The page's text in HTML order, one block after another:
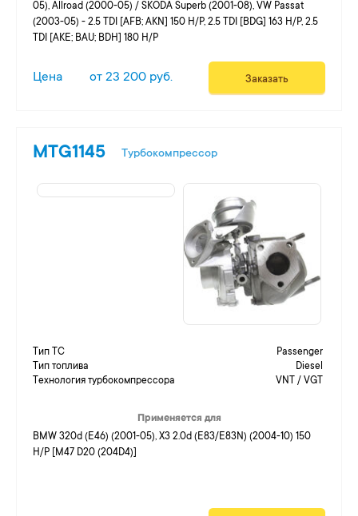
05), Allroad (2000-05) / SKODA Superb (2001-08), VW Passat
(2003-05) - 2.5 TDI [AFB; AKN] 150 H/P, 2.5 TDI [BDG] 163 H/P, 2.5
TDI [AKE; BAU; BDH] 180 H/P
Цена от 23 200 руб. Заказать
MTG1145 Турбокомпрессор
Тип ТС
Passenger
Тип топлива
Diesel
Технология турбокомпрессора
VNT / VGT
Применяется для
BMW 320d (E46) (2001-05), X3 2.0d (E83/E83N) (2004-10) 150
H/P [M47 D20 (204D4)]